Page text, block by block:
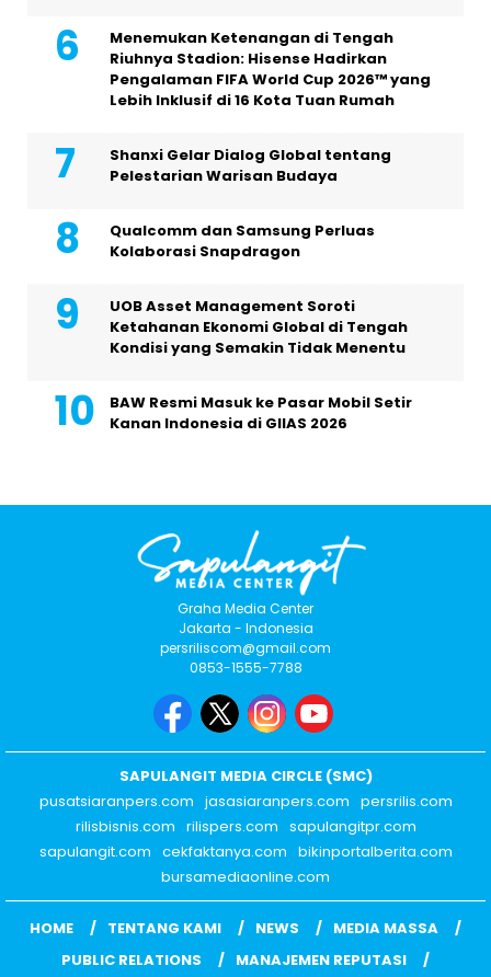
Menemukan Ketenangan di Tengah
Riuhnya Stadion: Hisense Hadirkan
Pengalaman FIFA World Cup 2026™ yang
Lebih Inklusif di 16 Kota Tuan Rumah
Shanxi Gelar Dialog Global tentang
Pelestarian Warisan Budaya
Qualcomm dan Samsung Perluas
Kolaborasi Snapdragon
UOB Asset Management Soroti
Ketahanan Ekonomi Global di Tengah
Kondisi yang Semakin Tidak Menentu
BAW Resmi Masuk ke Pasar Mobil Setir
Kanan Indonesia di GIIAS 2026
Graha Media Center
Jakarta - Indonesia
persriliscom@gmail.com
0853-1555-7788
SAPULANGIT MEDIA CIRCLE (SMC)
pusatsiaranpers.com jasasiaranpers.com persrilis.com
rilisbisnis.com rilispers.com sapulangitpr.com
sapulangit.com cekfaktanya.com bikinportalberita.com
bursamediaonline.com
HOME TENTANG KAMI NEWS
MEDIA MASSA
PUBLIC RELATIONS
MANAJEMEN REPUTASI